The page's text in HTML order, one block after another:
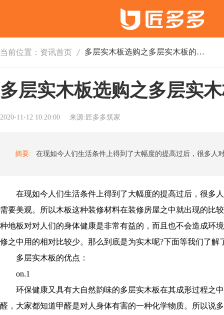
当前位置： 资讯首页 多层实木板选购之多层实木板的优缺点分析
多层实木板选购之多层实
2020-11-12 10:20:00 来源:匠多多筑家
摘要:
在现如今人们生活条件上得到了大幅度的提高过后，很多
需要美观。所以木板这种装修材料在装修房屋之中就出现的比
种地板对对人们的身体健康是非常有益的，而且也不会造成环
修之中用的相对比较少。那么到底是为实木呢?下面等我们了
多层实木板的优点：
on.1
环保健康又具有大自然韵味的多层实木板在其成形过程之
醛，大家都知道甲醛是对人身体有害的一种化学物质。所以说